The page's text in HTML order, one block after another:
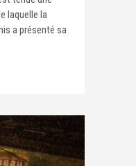
laquelle la
a présenté sa